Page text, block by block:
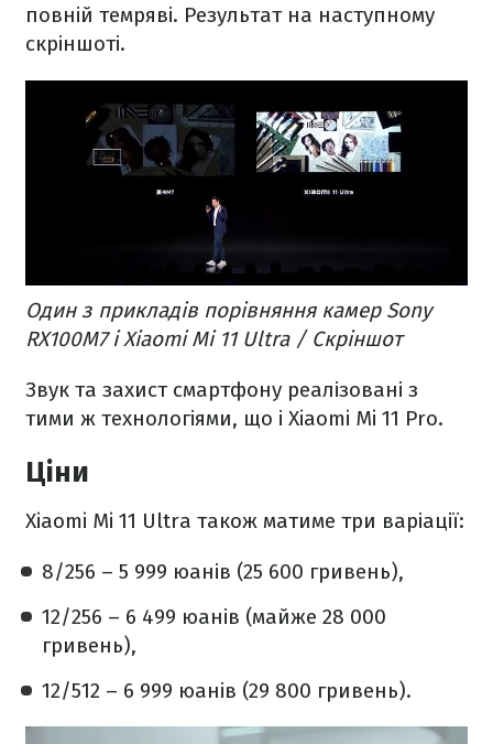
повній темряві. Результат на наступному
скріншоті.
Один з прикладів порівняння камер Sony
RX100M7 і Xiaomi Mi 11 Ultra / Скріншот
Звук та захист смартфону реалізовані з
тими ж технологіями, що і Xiaomi Mi 11 Pro.
Ціни
Xiaomi Mi 11 Ultra також матиме три варіації:
8/256 – 5 999 юанів (25 600 гривень),
12/256 – 6 499 юанів (майже 28 000
гривень),
12/512 – 6 999 юанів (29 800 гривень).